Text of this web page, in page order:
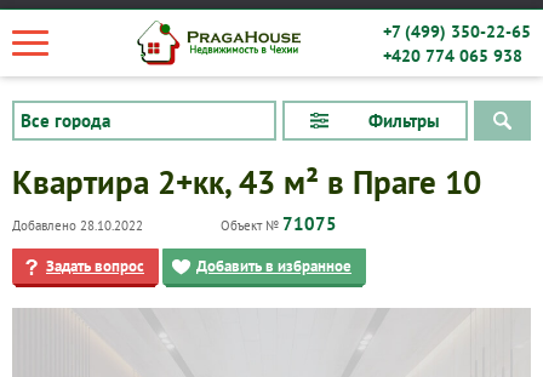
+7 (499) 350-22-65
+420 774 065 938
Фильтры
Квартира 2+кк, 43 м² в Праге 10
Добавлено 28.10.2022 Объект № 71075
Задать вопрос Добавить в избранное